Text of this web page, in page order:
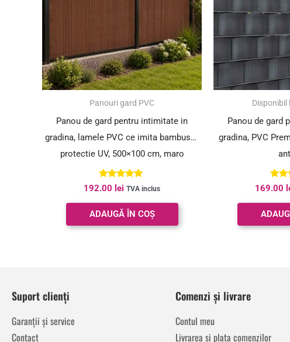
Panouri gard PVC
Panou de gard pentru intimitate in
gradina, lamele PVC ce imita bambusul,
protectie UV, 500×100 cm, maro
Evaluat la
5.00
din 5
192.00 lei TVA inclus
ADAUGĂ ÎN COȘ
Disponibil
Panou de gard
gradina, PVC
169.00
Suport clienți
Garanții și service
Contact
Comenzi și livrare
Contul meu
Livrarea și plata comenzilor